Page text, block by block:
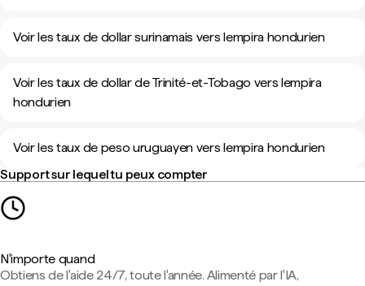
Voir les taux de dollar surinamais vers lempira hondurien
Voir les taux de dollar de Trinité-et-Tobago vers lempira
hondurien
Voir les taux de peso uruguayen vers lempira hondurien
Support sur lequel tu peux compter
N'importe quand
Obtiens de l'aide 24/7, toute l'année. Alimenté par l'IA,